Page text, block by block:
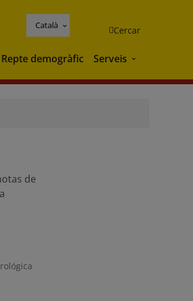
Català Cercar
ambient
Repte demogràfic Serveis Serveis
de